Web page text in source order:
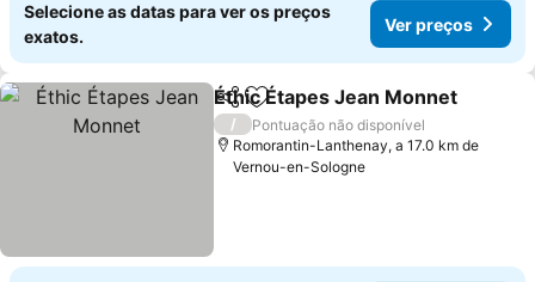
Selecione as datas para ver os preços
exatos.
Ver preços
PartilharAdicionar aos favoritos
Éthic Étapes Jean Monnet
/
Pontuação não disponível
Romorantin-Lanthenay, a 17.0 km de
Vernou-en-Sologne